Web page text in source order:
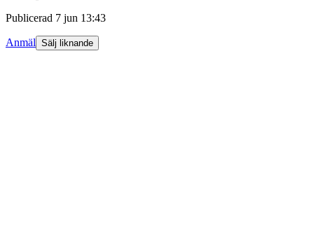
Publicerad 7 jun 13:43
Anmäl Sälj liknande